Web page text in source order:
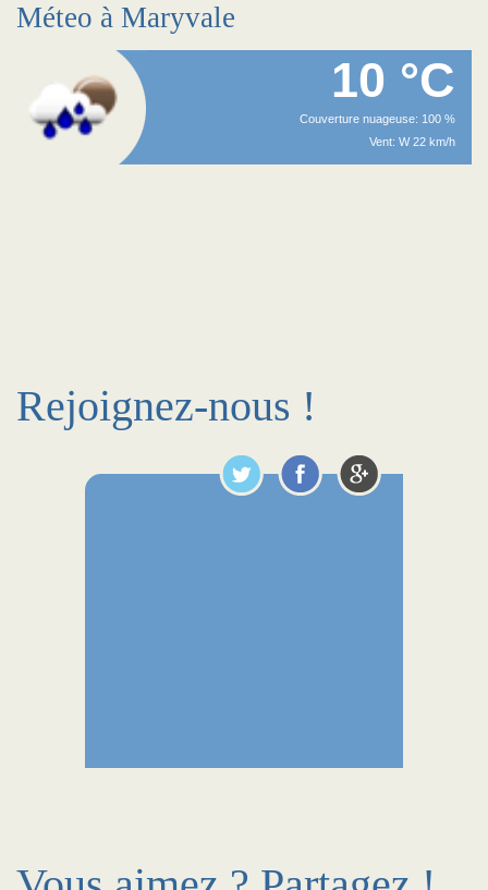
Méteo à Maryvale
10 °C
Couverture nuageuse: 100 %
Vent: W 22 km/h
Rejoignez-nous !